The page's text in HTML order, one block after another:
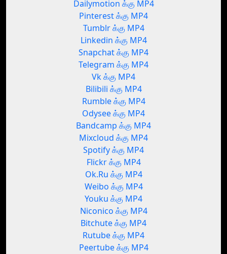
Dailymotion க்கு MP4
Pinterest க்கு MP4
Tumblr க்கு MP4
Linkedin க்கு MP4
Snapchat க்கு MP4
Telegram க்கு MP4
Vk க்கு MP4
Bilibili க்கு MP4
Rumble க்கு MP4
Odysee க்கு MP4
Bandcamp க்கு MP4
Mixcloud க்கு MP4
Spotify க்கு MP4
Flickr க்கு MP4
Ok.Ru க்கு MP4
Weibo க்கு MP4
Youku க்கு MP4
Niconico க்கு MP4
Bitchute க்கு MP4
Rutube க்கு MP4
Peertube க்கு MP4